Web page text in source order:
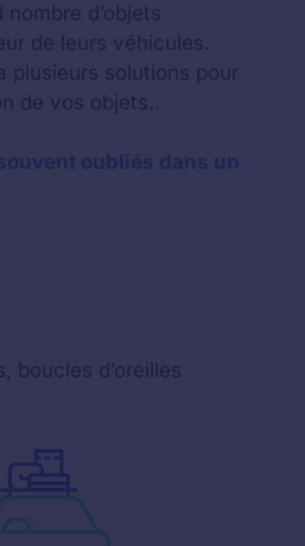
d’objets
de leurs véhicules.
plusieurs solutions pour
de vos objets..
oubliés dans un
boucles d’oreilles